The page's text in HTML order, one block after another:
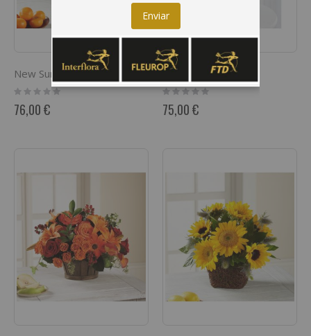
New Sunrise Bouquet
Rating:
0%
76,00 €
Sunny Sentiments
Rating:
0%
75,00 €
Enviar